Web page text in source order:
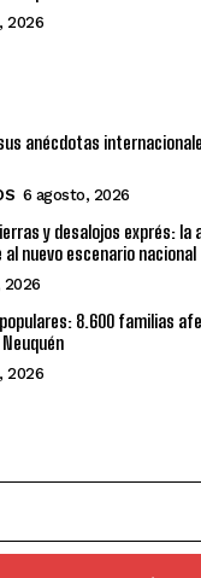
2026
anécdotas
6 agosto, 2026
y desalojos exprés: la
nuevo escenario nacional
2026
8.600 familias
2026